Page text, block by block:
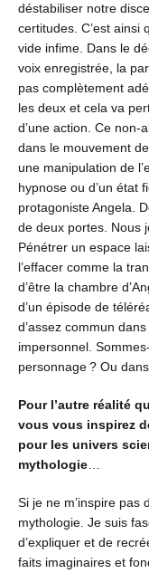
déstabiliser notre
certitudes. C’est ainsi
vide infime. Dans le
voix enregistrée, la
pas complètement
les deux et cela va
d’une action. Ce non-
dans le mouvement
une manipulation de
hypnose ou d’un état
protagoniste Angela.
de deux portes. Nous
Pénétrer un espace
l’effacer comme la
d’être la chambre
d’un épisode de
d’assez commun
impersonnel.
personnage ? Ou
Pour l’autre réalité
vous vous inspirez
pour les univers
mythologie
Si je ne m’inspire pas
mythologie. Je suis
d’expliquer et de
faits imaginaires et